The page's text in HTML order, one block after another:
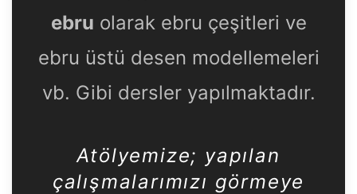
ebru olarak ebru çeşitleri ve
ebru üstü desen modellemeleri
vb. Gibi dersler yapılmaktadır.
Atölyemize; yapılan
çalışmalarımızı görmeye